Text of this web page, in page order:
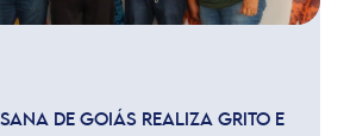
DE GOIÁS REALIZA GRITO E